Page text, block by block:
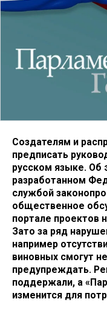
Создателям и
предписать
русском языке. Об
разработанном
службой
общественное
портале проектов
Зато за ряд
например
виновных смогут
предупреждать.
поддержали, а
изменится для